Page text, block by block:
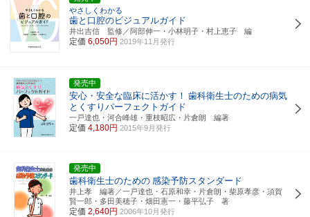
やさしくわかる
歯と口腔のビジュアルガイド
井出吉信 監修／阿部伸一・小林明子・村上恵子 編
定価 6,050円 2019年11月発行
発売中
安心・安全な臨床に活かす！ 歯科衛生士のための病気
とくすりパーフェクトガイド
一戸達也・河合峰雄・重枝昭広・片倉朗 編著
定価 4,180円 2015年9月発行
発売中
歯科衛生士のための 感染予防スタンダード
井上孝 編著／一戸達也・石原和幸・片倉朗・柴原孝彦・須賀
賢一郎・多田美穂子・畑田憲一・藤平弘子 著
定価 2,640円 2006年10月発行